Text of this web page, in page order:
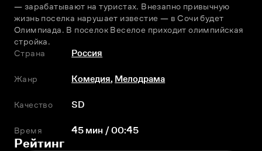
— зарабатывают на туристах. Внезапно привычную
жизнь посeлка нарушает известие — в Сочи будет
Олимпиада. В посeлок Весeлое приходит олимпийская
стройка.
Страна
Россия
Жанр Комедия, Мелодрама
Качество SD
Время 45 мин / 00:45
Рейтинг